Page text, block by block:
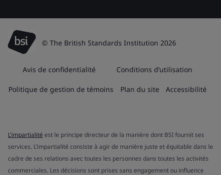
© The British Standards Institution 2026
Avis de confidentialité Conditions d’utilisation
Politique de gestion de témoins Plan du site Accessibilité
L’impartialité est le principe directeur de la manière dont BSI fournit ses
services. L’impartialité consiste à agir de manière juste et équitable dans le
cadre de ses relations avec toutes les personnes dans toutes les activités
commerciales. Les décisions sont prises sans engagement ou influence